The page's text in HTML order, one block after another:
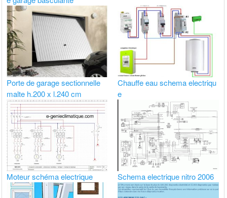
Porte de garage sectionnelle
malte h.200 x l.240 cm
Chauffe eau schema electriqu
e
Moteur schéma electrique Schema electrique nitro 2006